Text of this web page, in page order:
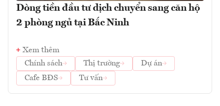
Dòng tiền đầu tư dịch chuyển sang căn hộ
2 phòng ngủ tại Bắc Ninh
Xem thêm
Chính sách
Thị trường
Dự án
Cafe BĐS
Tư vấn